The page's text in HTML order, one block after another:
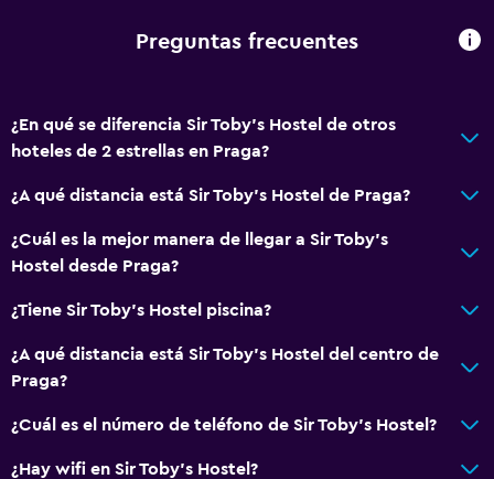
Servicios y facilidades
Caja fuerte
Instalaciones para reuniones
Mostrador de información turística
Acceso con tarjeta
Baño
Preguntas frecuentes
¿En qué se diferencia Sir Toby's Hostel de otros
hoteles de 2 estrellas en Praga?
¿A qué distancia está Sir Toby's Hostel de Praga?
¿Cuál es la mejor manera de llegar a Sir Toby's
Hostel desde Praga?
¿Tiene Sir Toby's Hostel piscina?
¿A qué distancia está Sir Toby's Hostel del centro de
Praga?
¿Cuál es el número de teléfono de Sir Toby's Hostel?
¿Hay wifi en Sir Toby's Hostel?